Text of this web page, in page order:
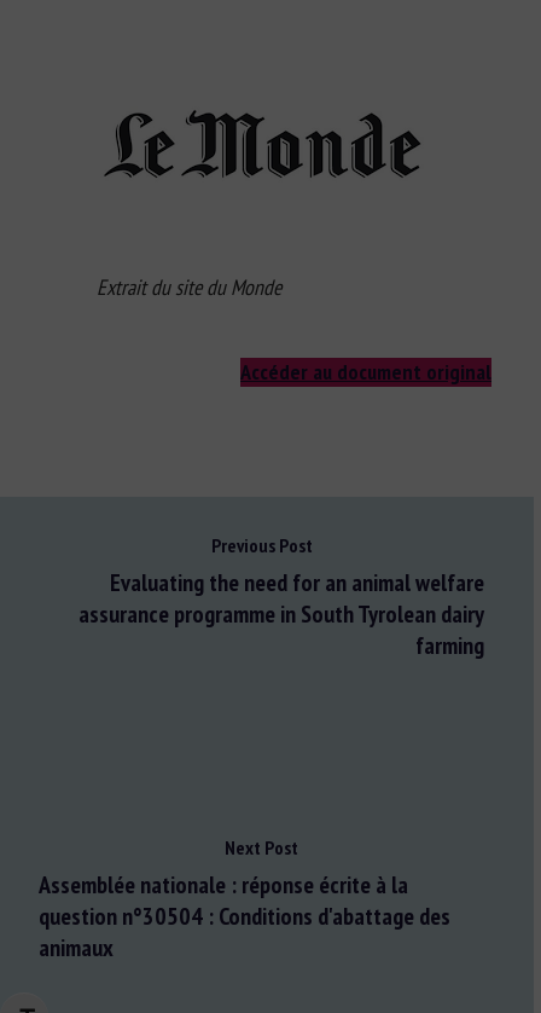
Extrait du site du Monde
Accéder au document original
Previous Post
Evaluating the need for an animal welfare
assurance programme in South Tyrolean dairy
farming
Next Post
Assemblée nationale : réponse écrite à la
question n°30504 : Conditions d'abattage des
animaux